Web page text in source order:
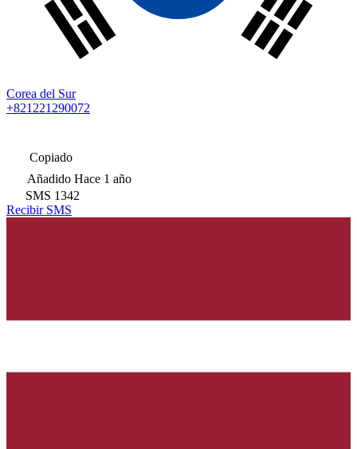
Corea del Sur
+821221290072
Copiado
Añadido Hace 1 año
SMS 1342
Recibir SMS